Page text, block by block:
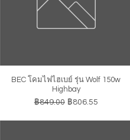
ดูข้อมูลด่วน
BEC โคมไฟไฮเบย์ รุ่น Wolf 150w
Highbay
ราคาปกติ
฿849.00 ราคาขายลด
฿806.55